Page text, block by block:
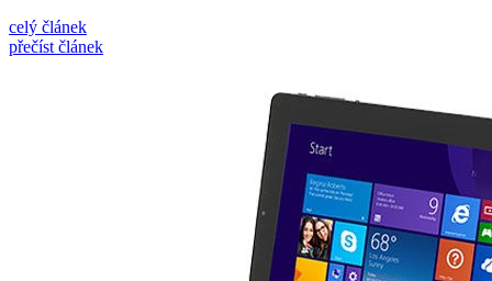
celý článek
přečíst článek